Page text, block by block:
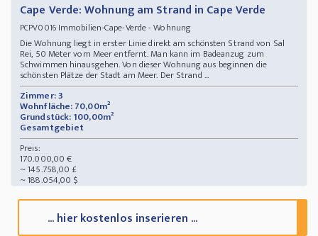
Cape Verde: Wohnung am Strand in Cape Verde
PCPV0016Immobilien-Cape-Verde - Wohnung
Die Wohnung liegt in erster Linie direkt am schönsten Strand von Sal
Rei, 50 Meter vom Meer entfernt. Man kann im Badeanzug zum
Schwimmen hinausgehen. Von dieser Wohnung aus beginnen die
schönsten Plätze der Stadt am Meer. Der Strand ...
Zimmer: 3
Wohnfläche: 70,00m²
Grundstück: 100,00m²
Gesamtgebiet
Preis:
170.000,00 €
~ 145.758,00 £
~ 188.054,00 $
... hier kostenlos inserieren ...